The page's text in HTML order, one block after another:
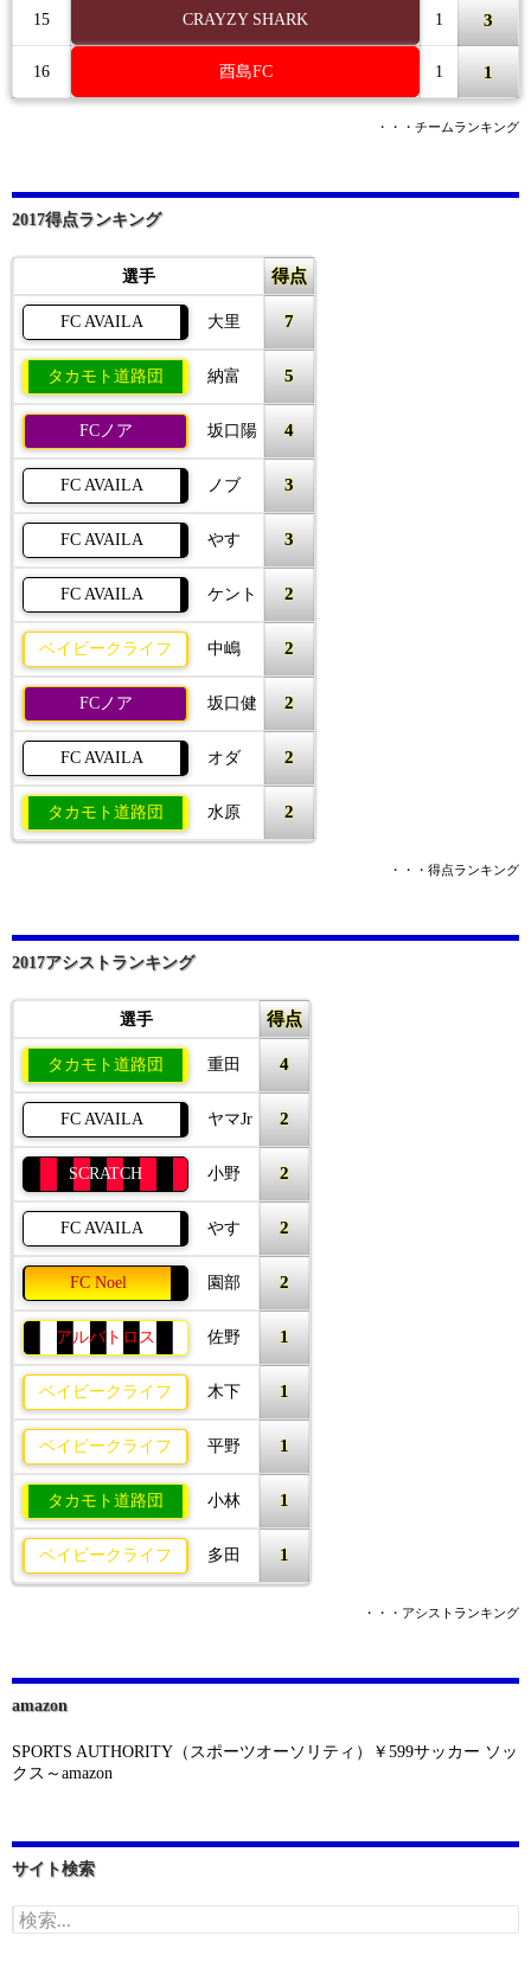
15 CRAYZY SHARK 1 3
16 酉島FC 1 1
・・・チームランキング
2017得点ランキング
選手 得点
FC AVAILA 大里 7
タカモト道路団 納富 5
FCノア 坂口陽 4
FC AVAILA ノブ 3
FC AVAILA やす 3
FC AVAILA ケント 2
ベイビークライフ 中嶋 2
FCノア 坂口健 2
FC AVAILA オダ 2
タカモト道路団 水原 2
・・・得点ランキング
2017アシストランキング
選手 得点
タカモト道路団 重田 4
FC AVAILA ヤマJr 2
SCRATCH 小野 2
FC AVAILA やす 2
FC Noel 園部 2
アルバトロス 佐野 1
ベイビークライフ 木下 1
ベイビークライフ 平野 1
タカモト道路団 小林 1
ベイビークライフ 多田 1
・・・アシストランキング
amazon
SPORTS AUTHORITY（スポーツオーソリティ）￥599サッカー ソッ
クス～amazon
サイト検索
検
索: